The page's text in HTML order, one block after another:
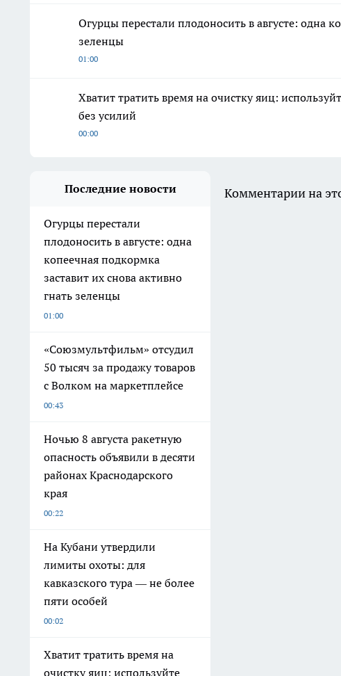
Огурцы перестали плодоносить в августе: одна
зеленцы
01:00
Хватит тратить время на очистку яиц:
без усилий
00:00
Последние новости
Огурцы перестали
плодоносить в августе: одна
копеечная подкормка
заставит их снова активно
гнать зеленцы
01:00
«Союзмультфильм» отсудил
50 тысяч за продажу товаров
с Волком на маркетплейсе
00:43
Ночью 8 августа ракетную
опасность объявили в десяти
районах Краснодарского
края
00:22
На Кубани утвердили
лимиты охоты: для
кавказского тура — не более
пяти особей
00:02
Хватит тратить время на
очистку яиц: используйте
Комментарии на